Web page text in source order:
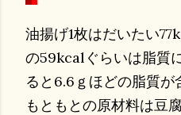
油揚げ1枚はだいたい
の59kcalぐらいは脂質
ると6.6ｇほどの脂質が
もともとの原材料は豆